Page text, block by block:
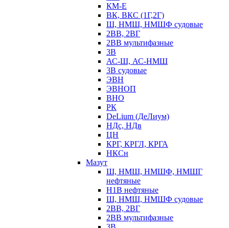
КМ-Е
ВК, ВКС (1Г,2Г)
Ш, НМШ, НМШФ судовые
2ВВ, 2ВГ
2ВВ мультифазные
3В
АС-Ш, АС-НМШ
3В судовые
ЭВН
ЭВНОП
ВНО
РК
DeLium (ДеЛиум)
НДс, НДв
ЦН
КРГ, КРГЛ, КРГА
НКСн
Мазут
Ш, НМШ, НМШФ, НМШГ
нефтяные
Н1В нефтяные
Ш, НМШ, НМШФ судовые
2ВВ, 2ВГ
2ВВ мультифазные